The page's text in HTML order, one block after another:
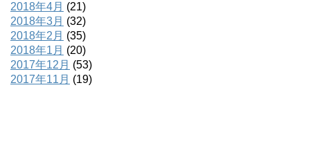
2018年4月 (21)
2018年3月 (32)
2018年2月 (35)
2018年1月 (20)
2017年12月 (53)
2017年11月 (19)